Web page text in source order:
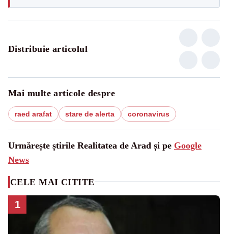
Distribuie articolul
Mai multe articole despre
raed arafat stare de alerta coronavirus
Urmărește știrile Realitatea de Arad și pe Google
News
CELE MAI CITITE
1